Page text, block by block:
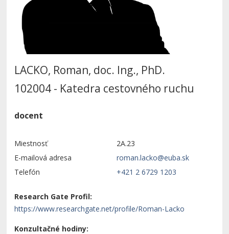
LACKO, Roman, doc. Ing., PhD.
102004 - Katedra cestovného ruchu
docent
Miestnosť
2A.23
E-mailová adresa
Telefón
+421 2 6729 1203
Research Gate Profil:
https://www.researchgate.net/profile/Roman-Lacko
Konzultačné hodiny: